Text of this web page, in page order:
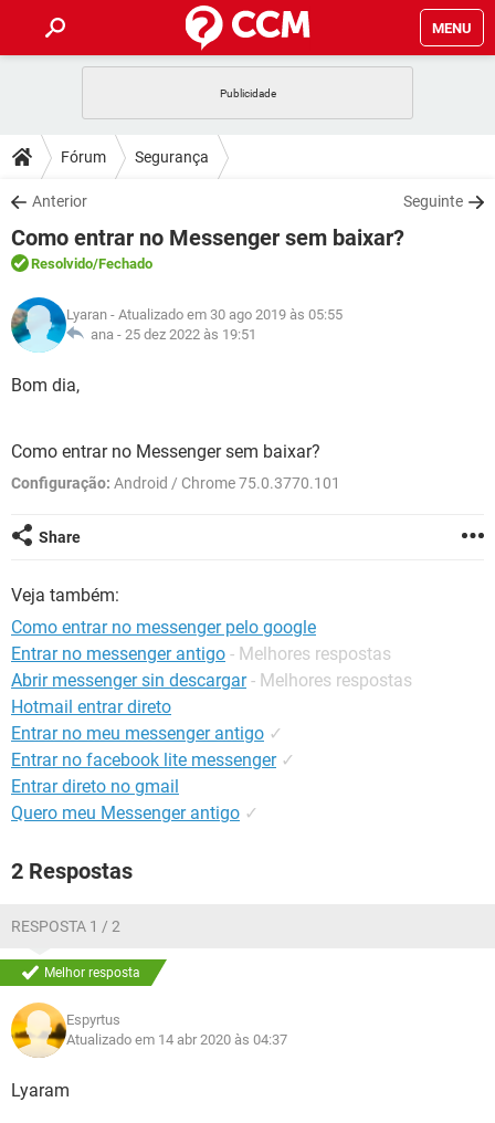
MENU
CELULAR
OUTLOOK
INSTAGRAM GMAIL
GUIA DE COMPRAS
DICAS
JOGOS
OUTLOOK
INSTAGRAM
GUIA DE COMPRAS
DOWNLOADS
JOGOS WHATSAPP
CELULAR
OUTLOOK EXCEL
INSTAGRAM
GUIA DE COMPRAS
FÓRUM
JOGOS
CELULAR
GUIA DE COMPRAS
GLOSSÁRIO
JOGOS
CELULAR
Fórum Segurança
Anterior Seguinte
Como entrar no Messenger sem baixar?
Resolvido/Fechado
Lyaran - Atualizado em 30 ago 2019 às 05:55
ana - 25 dez 2022 às 19:51
Bom dia,
Como entrar no Messenger sem baixar?
Configuração: Android / Chrome 75.0.3770.101
Share
Veja também:
Como entrar no messenger pelo google
Entrar no messenger antigo - Melhores respostas
Abrir messenger sin descargar - Melhores respostas
Hotmail entrar direto
Entrar no meu messenger antigo ✓
Entrar no facebook lite messenger ✓
Entrar direto no gmail
Quero meu Messenger antigo ✓
2 Respostas
RESPOSTA 1 / 2
Melhor resposta
Espyrtus
Atualizado em 14 abr 2020 às 04:37
Lyaram